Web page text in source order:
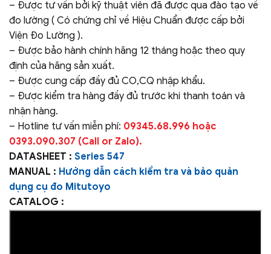
– Được tư vấn bởi kỹ thuật viên đã được qua đào tạo về
đo lường ( Có chứng chỉ về Hiệu Chuẩn được cấp bởi
Viện Đo Lường ).
– Được bảo hành chính hãng 12 tháng hoặc theo quy
định của hãng sản xuất.
– Được cung cấp đầy đủ CO,CQ nhập khẩu.
– Được kiểm tra hàng đầy đủ trước khi thanh toán và
nhận hàng.
– Hotline tư vấn miễn phí: 09345.68.996 hoặc
0393.090.307 (Call or Zalo).
DATASHEET : Series 547
MANUAL : Hướng dẫn cách kiểm tra và bảo quản
dụng cụ đo Mitutoyo
CATALOG :